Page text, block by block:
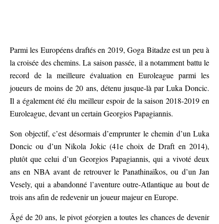
Parmi les Européens draftés en 2019, Goga Bitadze est un peu à
la croisée des chemins. La saison passée, il a notamment battu le
record de la meilleure évaluation en Euroleague parmi les
joueurs de moins de 20 ans, détenu jusque-là par Luka Doncic.
Il a également été élu meilleur espoir de la saison 2018-2019 en
Euroleague, devant un certain Georgios Papagiannis.
Son objectif, c’est désormais d’emprunter le chemin d’un Luka
Doncic ou d’un Nikola Jokic (41e choix de Draft en 2014),
plutôt que celui d’un Georgios Papagiannis, qui a vivoté deux
ans en NBA avant de retrouver le Panathinaïkos, ou d’un Jan
Vesely, qui a abandonné l’aventure outre-Atlantique au bout de
trois ans afin de redevenir un joueur majeur en Europe.
Âgé de 20 ans, le pivot géorgien a toutes les chances de devenir